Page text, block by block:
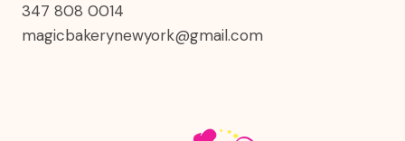
347 808 0014
magicbakerynewyork@gmail.com